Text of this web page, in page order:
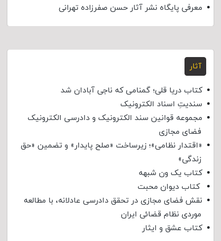
معرفی پایگاه نشر آثار حسن صفرزاده تهرانی
آثار
کتاب دریا قلی؛ گمنامی که ناجی آبادان شد
سندیتِ اسناد الکترونیک
مجموعه قوانین سند الکترونیک و دادرسی الکترونیک
فضای مجازی
«اقتدار نظامی»؛ زیرساخت «صلح پایدار» و تضمین «حق
زندگی»
کتاب یک ون شبهه
کتاب دیوان محبت
نقش فضای مجازی در تحقق دادرسی عادلانه، با مطالعه
موردی نظام قضائی ایران
کتاب عشق و ایثار